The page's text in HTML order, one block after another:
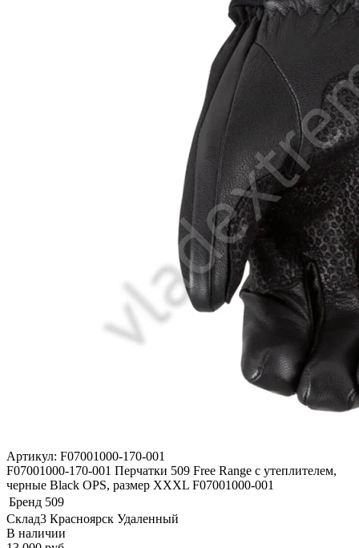
Артикул: F07001000-170-001
F07001000-170-001 Перчатки 509 Free Range с утеплителем,
черные Black OPS, размер XXXL F07001000-001
Бренд 509
Склад3 Красноярск Удаленный
В наличии